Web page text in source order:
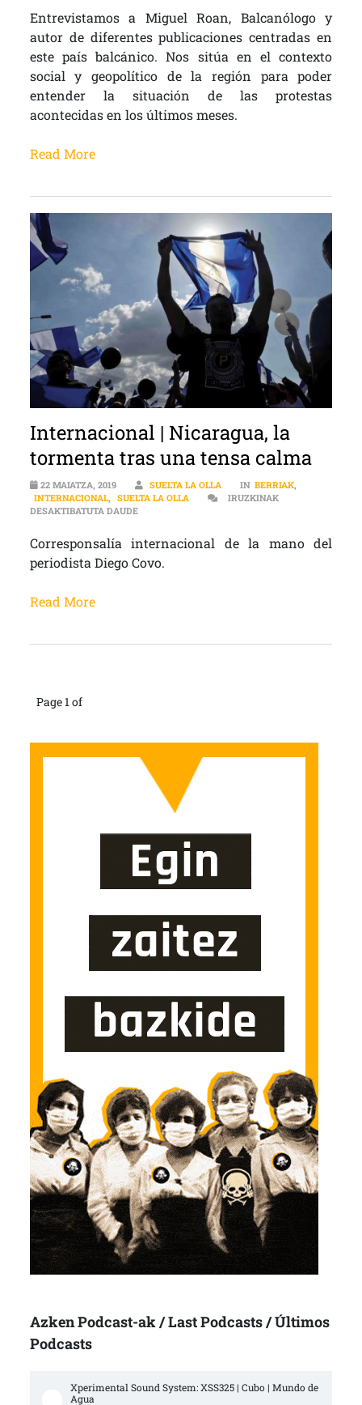
Entrevistamos a Miguel Roan, Balcanólogo y
autor de diferentes publicaciones centradas en
este país balcánico. Nos sitúa en el contexto
social y geopolítico de la región para poder
entender la situación de las protestas
acontecidas en los últimos meses.
Read More
Internacional | Nicaragua, la
tormenta tras una tensa calma
22 MAIATZA, 2019 SUELTA LA OLLA IN BERRIAK,
INTERNACIONAL, SUELTA LA OLLA
IRUZKINAK
DESAKTIBATUTA DAUDEINTERNACIONAL | NICARAGUA, LA TORMENTA
Corresponsalía internacional de la mano del
periodista Diego Covo.
Read More
Page 1 of
Azken Podcast-ak / Last Podcasts / Últimos
Podcasts
Xperimental Sound System: XSS325 | Cubo | Mundo de
Agua